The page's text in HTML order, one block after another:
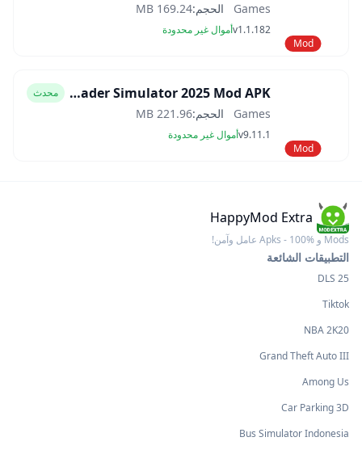
Mod
Games الحجم:169.24 MB
v1.1.182أموال غير محدودة
Mod
Car Trader Simulator 2025 Mod APK محدث
Games الحجم:221.96 MB
v9.11.1أموال غير محدودة
HappyMod Extra
Mods و Apks - 100% عامل وآمن!
التطبيقات الشائعة
DLS 25
Tiktok
NBA 2K20
Grand Theft Auto III
Among Us
Car Parking 3D
Bus Simulator Indonesia